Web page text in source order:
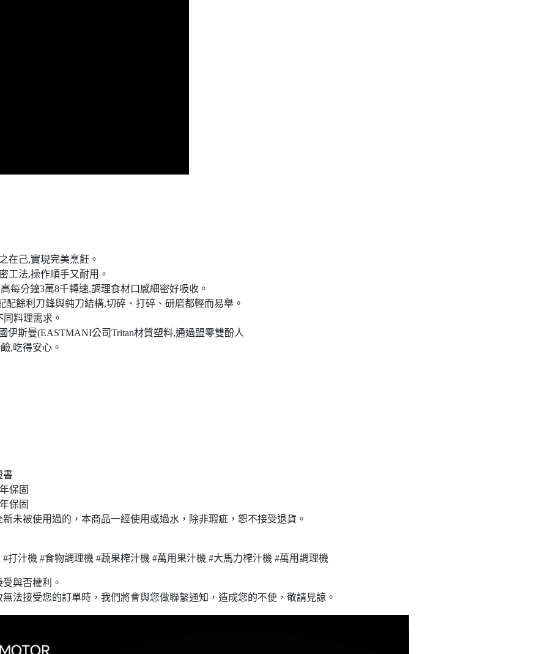
在己,實現完美烹飪。
工法,操作順手又耐用。
每分鐘3萬8千轉速,調理食材口感細密好吸收。
配餘利刀鋒與鈍刀結構,切碎、打碎、研磨都輕而易舉。
料理需求。
伊斯曼(EASTMANI公司Tritan材質塑料,通過盟零雙酚人
,吃得安心。
書
保固
保固
未被使用過的，本商品一經使用或過水，除非瑕疵，恕不接受退貨。
打汁機 #食物調理機 #蔬果榨汁機 #萬用果汁機 #大馬力榨汁機 #萬用調理機
與否權利。
法接受您的訂單時，我們將會與您做聯繫通知，造成您的不便，敬請見諒。